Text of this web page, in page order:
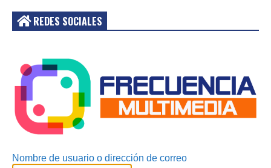
REDES SOCIALES
Nombre de usuario o dirección de correo